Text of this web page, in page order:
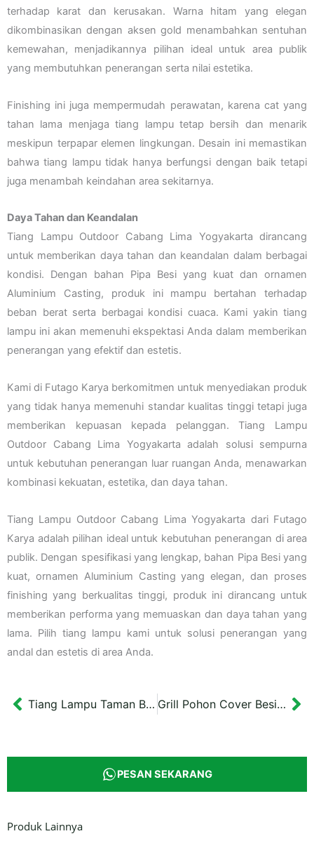
terhadap karat dan kerusakan. Warna hitam yang elegan
dikombinasikan dengan aksen gold menambahkan sentuhan
kemewahan, menjadikannya pilihan ideal untuk area publik
yang membutuhkan penerangan serta nilai estetika.
Finishing ini juga mempermudah perawatan, karena cat yang
tahan lama menjaga tiang lampu tetap bersih dan menarik
meskipun terpapar elemen lingkungan. Desain ini memastikan
bahwa tiang lampu tidak hanya berfungsi dengan baik tetapi
juga menambah keindahan area sekitarnya.
Daya Tahan dan Keandalan
Tiang Lampu Outdoor Cabang Lima Yogyakarta dirancang
untuk memberikan daya tahan dan keandalan dalam berbagai
kondisi. Dengan bahan Pipa Besi yang kuat dan ornamen
Aluminium Casting, produk ini mampu bertahan terhadap
beban berat serta berbagai kondisi cuaca. Kami yakin tiang
lampu ini akan memenuhi ekspektasi Anda dalam memberikan
penerangan yang efektif dan estetis.
Kami di Futago Karya berkomitmen untuk menyediakan produk
yang tidak hanya memenuhi standar kualitas tinggi tetapi juga
memberikan kepuasan kepada pelanggan. Tiang Lampu
Outdoor Cabang Lima Yogyakarta adalah solusi sempurna
untuk kebutuhan penerangan luar ruangan Anda, menawarkan
kombinasi kekuatan, estetika, dan daya tahan.
Tiang Lampu Outdoor Cabang Lima Yogyakarta dari Futago
Karya adalah pilihan ideal untuk kebutuhan penerangan di area
publik. Dengan spesifikasi yang lengkap, bahan Pipa Besi yang
kuat, ornamen Aluminium Casting yang elegan, dan proses
finishing yang berkualitas tinggi, produk ini dirancang untuk
memberikan performa yang memuaskan dan daya tahan yang
lama. Pilih tiang lampu kami untuk solusi penerangan yang
andal dan estetis di area Anda.
Prev Tiang Lampu Taman Besi Cabang 3 Purworejo Tinggi 4 m Grill Pohon Cover Besi Kota Jakarta
PESAN SEKARANG
Produk Lainnya